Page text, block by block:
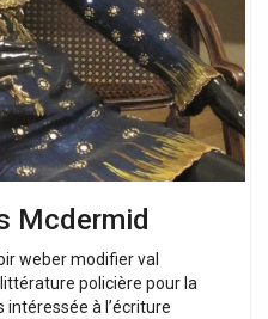
Mcdermid
weber modifier val
policière pour la
à l’écriture